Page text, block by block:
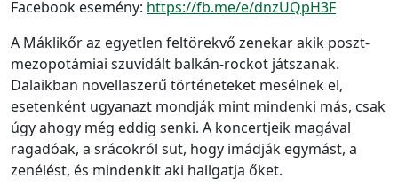
Facebook esemény: https://fb.me/e/dnzUQpH3F
A Máklikőr az egyetlen feltörekvő zenekar akik poszt-
mezopotámiai szuvidált balkán-rockot játszanak.
Dalaikban novellaszerű történeteket mesélnek el,
esetenként ugyanazt mondják mint mindenki más, csak
úgy ahogy még eddig senki. A koncertjeik magával
ragadóak, a srácokról süt, hogy imádják egymást, a
zenélést, és mindenkit aki hallgatja őket.